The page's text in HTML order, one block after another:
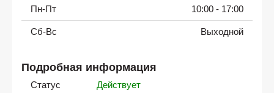
Пн-Пт 10:00 - 17:00
Сб-Вс Выходной
Подробная информация
Статус
Действует